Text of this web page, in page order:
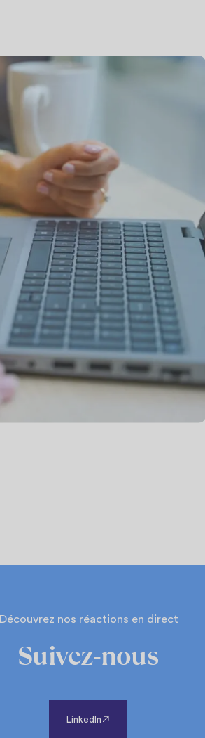
Découvrez nos réactions en direct
Suivez-nous
LinkedIn